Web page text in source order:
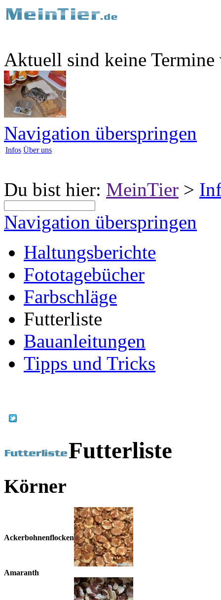
Aktuell sind keine Termine
Navigation überspringen
Infos Über uns
Du bist hier: MeinTier >
Navigation überspringen
Haltungsberichte
Fototagebücher
Farbschläge
Futterliste
Bauanleitungen
Tipps und Tricks
Futterliste
Körner
Ackerbohnenflocken
Amaranth